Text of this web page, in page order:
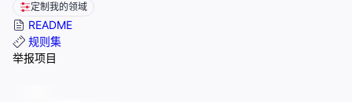
定制我的领域
README
规则集
举报项目